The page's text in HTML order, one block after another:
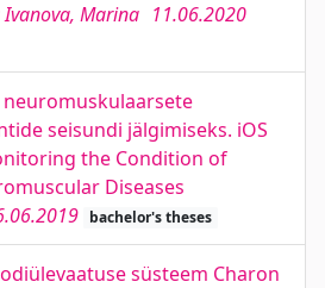
Ivanova, Marina 11.06.2020
neuromuskulaarsete
seisundi jälgimiseks. iOS
the Condition of
Diseases
bachelor's theses
süsteem Charon